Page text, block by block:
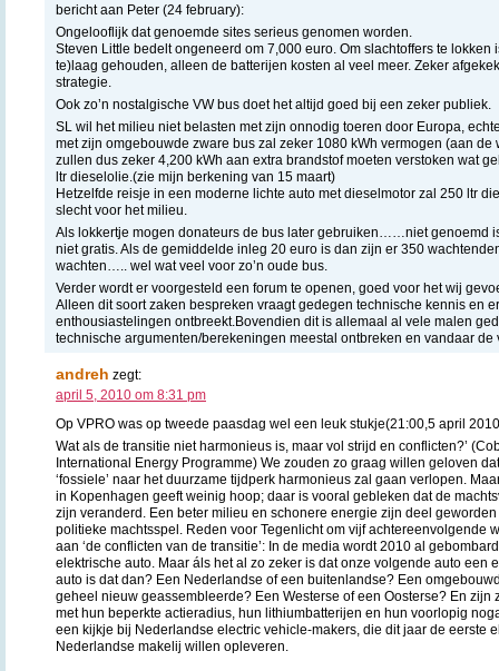
bericht aan Peter (24 february):
Ongelooflijk dat genoemde sites serieus genomen worden.
Steven Little bedelt ongeneerd om 7,000 euro. Om slachtoffers te lokken
te)laag gehouden, alleen de batterijen kosten al veel meer. Zeker
strategie.
Ook zo’n nostalgische VW bus doet het altijd goed bij een zeker publiek.
SL wil het milieu niet belasten met zijn onnodig toeren door Europa,
met zijn omgebouwde zware bus zal zeker 1080 kWh vermogen (aan de
zullen dus zeker 4,200 kWh aan extra brandstof moeten verstoken wat
ltr dieselolie.(zie mijn berkening van 15 maart)
Hetzelfde reisje in een moderne lichte auto met dieselmotor zal 250 ltr
slecht voor het milieu.
Als lokkertje mogen donateurs de bus later gebruiken……niet genoemd
niet gratis. Als de gemiddelde inleg 20 euro is dan zijn er 350
wachten….. wel wat veel voor zo’n oude bus.
Verder wordt er voorgesteld een forum te openen, goed voor het wij
Alleen dit soort zaken bespreken vraagt gedegen technische kennis en
enthousiastelingen ontbreekt.Bovendien dit is allemaal al vele malen
technische argumenten/berekeningen meestal ontbreken en vandaar de
andreh zegt:
april 5, 2010 om 8:31 pm
Op VPRO was op tweede paasdag wel een leuk stukje(21:00,5 april
Wat als de transitie niet harmonieus is, maar vol strijd en conflicten?’
International Energy Programme) We zouden zo graag willen geloven
‘fossiele’ naar het duurzame tijdperk harmonieus zal gaan verlopen.
in Kopenhagen geeft weinig hoop; daar is vooral gebleken dat de
zijn veranderd. Een beter milieu en schonere energie zijn deel
politieke machtsspel. Reden voor Tegenlicht om vijf achtereenvolgende
aan ‘de conflicten van de transitie’: In de media wordt 2010 al
elektrische auto. Maar áls het al zo zeker is dat onze volgende auto een
auto is dat dan? Een Nederlandse of een buitenlandse? Een
geheel nieuw geassembleerde? Een Westerse of een Oosterse? En zijn
met hun beperkte actieradius, hun lithiumbatterijen en hun voorlopig
een kijkje bij Nederlandse electric vehicle-makers, die dit jaar de eerste
Nederlandse makelij willen opleveren.